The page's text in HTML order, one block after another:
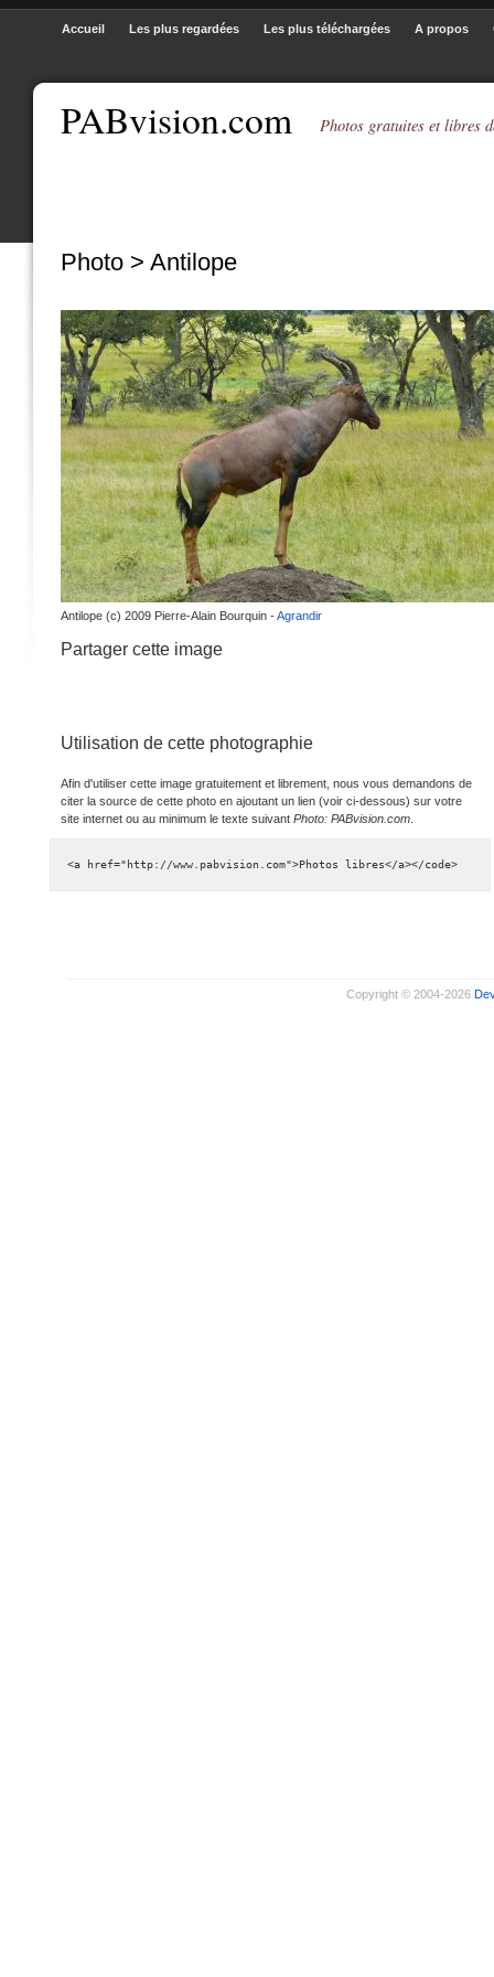
PABvision.com Photos gratuites et libres
Accueil Les plus regardées Les plus téléchargées A propos
Photo > Antilope
Antilope (c) 2009 Pierre-Alain Bourquin -Agrandir
Partager cette image
Utilisation de cette photographie
Afin d'utiliser cette image gratuitement et librement, nous vous demandons de
citer la source de cette photo en ajoutant un lien (voir ci-dessous) sur votre
site internet ou au minimum le texte suivant Photo: PABvision.com
<a href="http://www.pabvision.com">Photos libres</a></code>
Copyright © 2004-2026